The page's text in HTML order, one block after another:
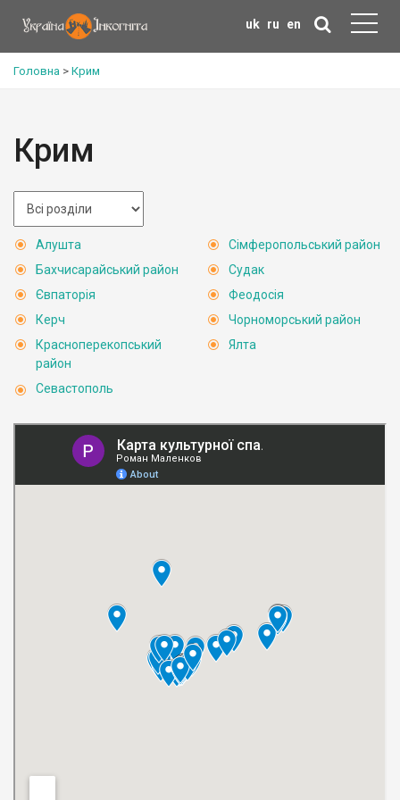
uk ru en
Головна > Крим
Крим
Алушта
Бахчисарайський район
Євпаторія
Керч
Красноперекопський
район
Севастополь
Сімферопольський район
Судак
Феодосія
Чорноморський район
Ялта